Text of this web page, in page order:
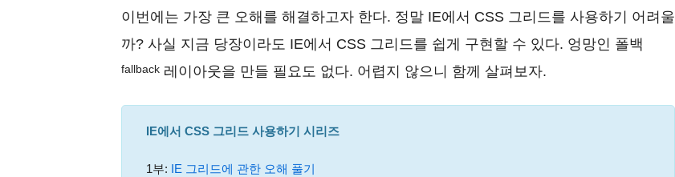
이번에는 가장 큰 오해를 해결하고자 한다. 정말 IE에서 CSS 그리드를 사용하기 어려울
까? 사실 지금 당장이라도 IE에서 CSS 그리드를 쉽게 구현할 수 있다. 엉망인 폴백
fallback 레이아웃을 만들 필요도 없다. 어렵지 않으니 함께 살펴보자.
IE에서 CSS 그리드 사용하기 시리즈
1부: IE 그리드에 관한 오해 풀기